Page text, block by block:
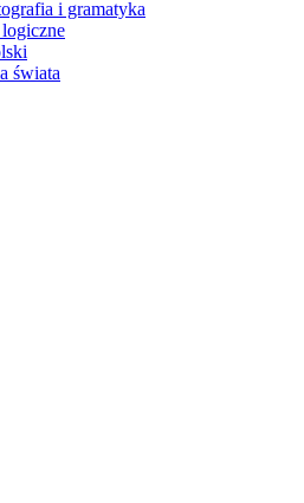
i gramatyka
świata